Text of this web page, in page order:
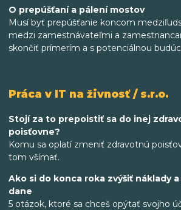
O prepúšťaní a pálení mostov
Musí byť prepúšťanie koncom
medzi zamestnávateľmi a
skončiť prímerím a s potenciálnou
Práca v IT na živnosť / s.r.o.
Stojí za to prepoistiť sa do inej
poisťovne?
Komu sa oplatí zmeniť zdravotnú
tom všímať.
Ako si do konca roka zvýšiť náklady
dane
5 otázok, ktoré sa chceš opýtať svojho